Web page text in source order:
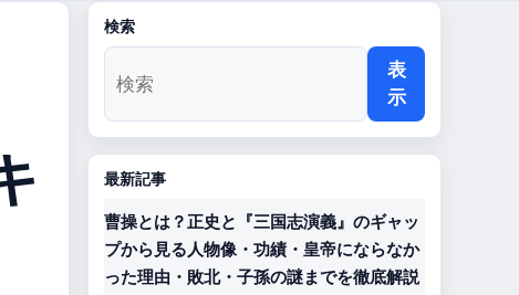
検索
表
示
最新記事
曹操とは？正史と『三国志演義』のギャッ
プから見る人物像・功績・皇帝にならなか
った理由・敗北・子孫の謎までを徹底解説